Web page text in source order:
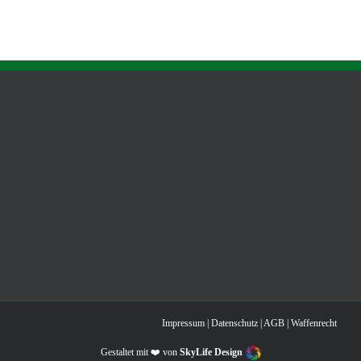
Impressum Datenschutz AGB Waffenrecht
Gestaltet mit ❤️ von SkyLife Design